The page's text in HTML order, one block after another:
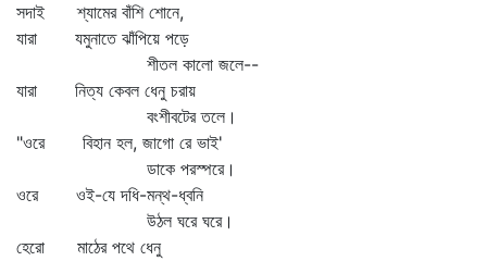
সদাই শ্যামের বাঁশি শোনে,
যারা যমুনাতে ঝাঁপিয়ে পড়ে
শীতল কালো জলে--
যারা নিত্য কেবল ধেনু চরায়
বংশীবটের তলে।
"ওরে বিহান হল, জাগো রে ভাই'
ডাকে পরস্পরে।
ওরে ওই-যে দধি-মন্থ-ধ্বনি
উঠল ঘরে ঘরে।
হেরো মাঠের পথে ধেনু